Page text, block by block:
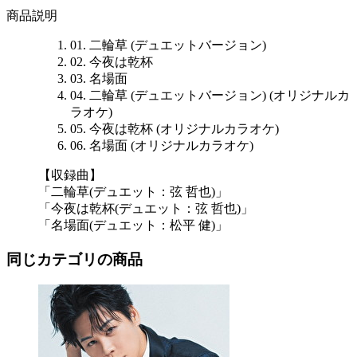
商品説明
01. 二輪草 (デュエットバージョン)
02. 今夜は乾杯
03. 名場面
04. 二輪草 (デュエットバージョン) (オリジナルカ
ラオケ)
05. 今夜は乾杯 (オリジナルカラオケ)
06. 名場面 (オリジナルカラオケ)
【収録曲】
「二輪草(デュエット：弦 哲也)」
「今夜は乾杯(デュエット：弦 哲也)」
「名場面(デュエット：松平 健)」
同じカテゴリの商品